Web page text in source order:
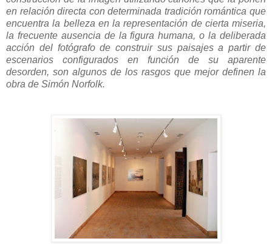
en relación directa con determinada tradición romántica que
encuentra la belleza en la representación de cierta miseria,
la frecuente ausencia de la figura humana, o la deliberada
acción del fotógrafo de construir sus paisajes a partir de
escenarios configurados en función de su aparente
desorden, son algunos de los rasgos que mejor definen la
obra de Simón Norfolk.